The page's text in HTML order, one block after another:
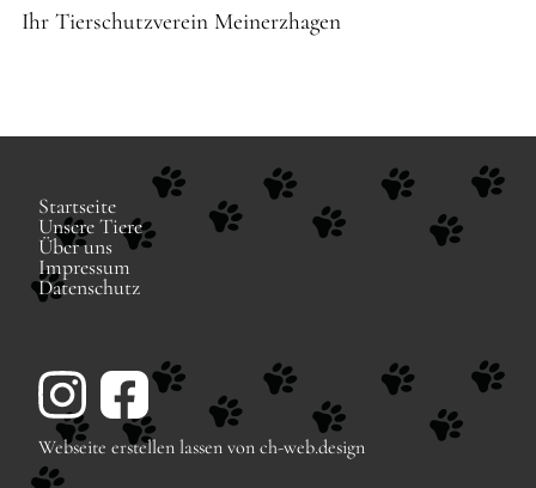
Ihr Tierschutzverein Meinerzhagen
Navigation
überspringen
Startseite
Unsere Tiere
Über uns
Impressum
Datenschutz
Webseite erstellen lassen von ch-web.design